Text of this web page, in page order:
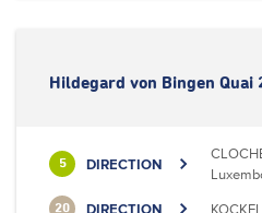
Hildegard von Bingen Quai
5 DIRECTION
20 DIRECTION